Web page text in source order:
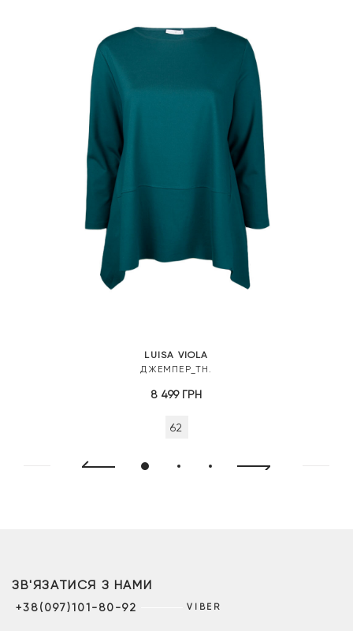
LUISA VIOLA
ДЖЕМПЕР_ТН.
8 499 ГРН
62
ЗВ'ЯЗАТИСЯ З НАМИ
+38(097)101-80-92 VIBER